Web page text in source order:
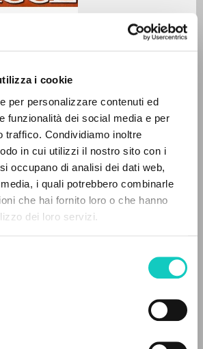
i cookie
per personalizzare contenuti ed
funzionalità dei social media e per
traffico. Condividiamo inoltre
in cui utilizzi il nostro sito con i
occupano di analisi dei dati web,
i quali potrebbero combinarle
che hai fornito loro o che hanno
dei loro servizi.
Tracce
THE PROJECT
references, full texts in 5
dedicated thematic sections.